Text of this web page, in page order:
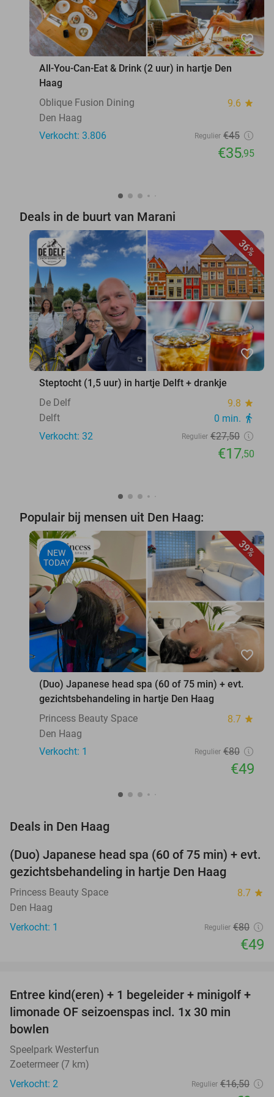
favorite_border
All-You-Can-Eat & Drink (2 uur) in hartje Den
Haag
Oblique Fusion Dining
9.6 star
Den Haag
Verkocht: 3.806
Regulier €45
€35,95
Deals in de buurt van Marani
36%
favorite_border
Steptocht (1,5 uur) in hartje Delft + drankje
De Delf
9.8 star
Delft 0 min. directions_walk
Verkocht: 32 Regulier €27,50
€17,50
Populair bij mensen uit Den Haag:
39%
NEW
TODAY
favorite_border
(Duo) Japanese head spa (60 of 75 min) + evt.
gezichtsbehandeling in hartje Den Haag
Princess Beauty Space
8.7 star
Den Haag
Verkocht: 1
Regulier €80
€49
Deals in Den Haag
39%
NEW
TODAY
(Duo) Japanese head spa (60 of 75 min) + evt.
gezichtsbehandeling in hartje Den Haag
Princess Beauty Space 8.7 star
Den Haag
Verkocht: 1
Regulier €80
€49
40%
TODAY
Entree kind(eren) + 1 begeleider + minigolf +
limonade OF seizoenspas incl. 1x 30 min
bowlen
Speelpark Westerfun
Zoetermeer (7 km)
Verkocht: 2
Regulier €16,50